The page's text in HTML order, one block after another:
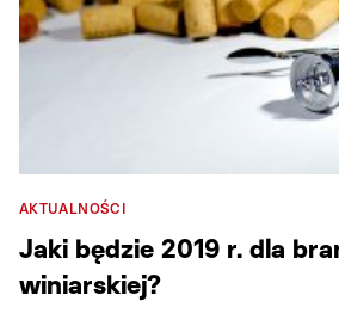
AKTUALNOŚCI
Jaki będzie 2019 r. dla
winiarskiej?